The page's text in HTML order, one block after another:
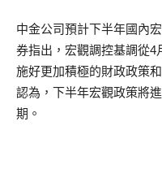
中金公司預計下半年國內
券指出，宏觀調控基調從4
施好更加積極的財政政策
認為，下半年宏觀政策將
期。